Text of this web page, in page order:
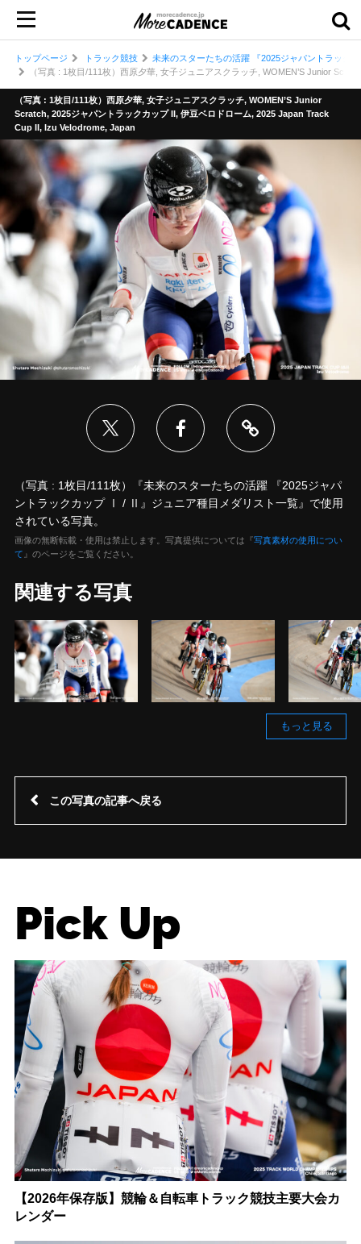
トップページ トラック競技
未来のスターたちの活躍 『2025ジャパントラッ
（写真 : 1枚目/111枚）西原夕華, 女子ジュニアスクラッチ, WOMEN’S Junior
（写真 : 1枚目/111枚）西原夕華, 女子ジュニアスクラッチ, WOMEN’S Junior
Scratch, 2025ジャパントラックカップ II, 伊豆ベロドローム, 2025 Japan Track
Cup II, Izu Velodrome, Japan
（写真 : 1枚目/111枚）『未来のスターたちの活躍 『2025ジャパ
ントラックカップ Ⅰ / Ⅱ』ジュニア種目メダリスト一覧』で使用
されている写真。
画像の無断転載・使用は禁止します。写真提供については『写真素材の使用につい
て 』のページをご覧ください。
関連する写真
もっと見る
この写真の記事へ戻る
Pick Up
【2026年保存版】競輪＆自転車トラック競技主要大会カ
レンダー